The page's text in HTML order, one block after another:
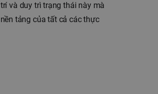
và duy trì trạng thái này mà
tảng của tất cả các thực